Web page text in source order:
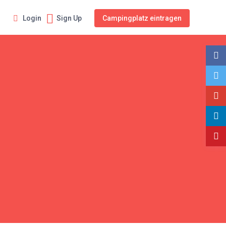
Login Sign Up Campingplatz eintragen
Personen